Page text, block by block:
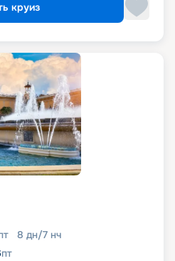
круиз
8 дн/7 нч
пт